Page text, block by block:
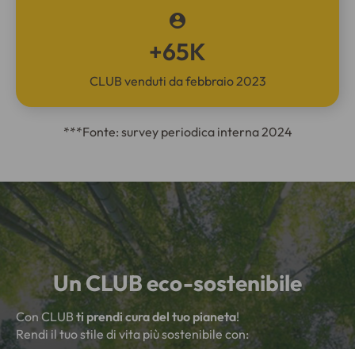
+65K
CLUB venduti da febbraio 2023
***Fonte: survey periodica interna 2024
Un CLUB eco-sostenibile
Con CLUB ti prendi cura del tuo pianeta!
Rendi il tuo stile di vita più sostenibile con: